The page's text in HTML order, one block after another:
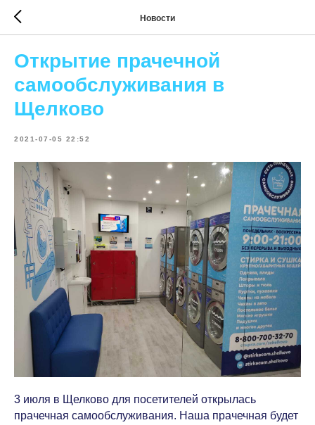
Новости
Открытие прачечной
самообслуживания в
Щелково
2021-07-05 22:52
3 июля в Щелково для посетителей открылась
прачечная самообслуживания. Наша прачечная будет